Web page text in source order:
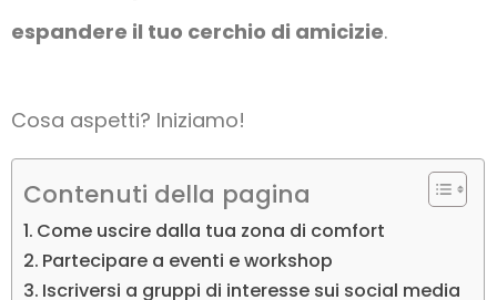
espandere il tuo cerchio di amicizie.
Cosa aspetti? Iniziamo!
Contenuti della pagina
Come uscire dalla tua zona di comfort
Partecipare a eventi e workshop
Iscriversi a gruppi di interesse sui social media